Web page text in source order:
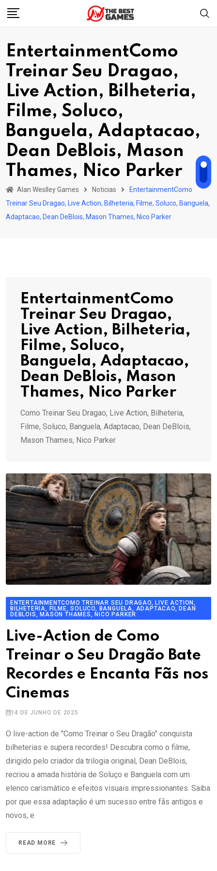
Skip
EntertainmentComo
Treinar Seu Dragao,
Live Action, Bilheteria,
Filme, Soluco,
Banguela, Adaptacao,
Dean DeBlois, Mason
Thames, Nico Parker
Alan Weslley Games Noticias
EntertainmentComo
Treinar Seu Dragao, Live Action, Bilheteria, Filme, Soluco, Banguela,
Adaptacao, Dean DeBlois, Mason Thames, Nico Parker
EntertainmentComo
Treinar Seu Dragao,
Live Action, Bilheteria,
Filme, Soluco,
Banguela, Adaptacao,
Dean DeBlois, Mason
Thames, Nico Parker
Como Treinar Seu Dragao, Live Action, Bilheteria,
Filme, Soluco, Banguela, Adaptacao, Dean DeBlois,
Mason Thames, Nico Parker
ENTERTAINMENTCOMO TREINAR SEU DRAGAO, LIVE ACTION,
BILHETERIA, FILME, SOLUCO, BANGUELA, ADAPTACAO, DEAN
DEBLOIS, MASON THAMES, NICO PARKER
Live-Action de Como
Treinar o Seu Dragão Bate
Recordes e Encanta Fãs nos
Cinemas
14 DE JUNHO DE 2025
O live-action de "Como Treinar o Seu Dragão" conquista
bilheterias e supera recordes! Descubra como o filme,
dirigido pelo criador da trilogia original, Dean DeBlois,
recriou a amada história de Soluço e Banguela com um
elenco carismático e efeitos visuais impressionantes. Saiba
por que essa adaptação é um sucesso entre fãs antigos e
novos, e
READ MORE